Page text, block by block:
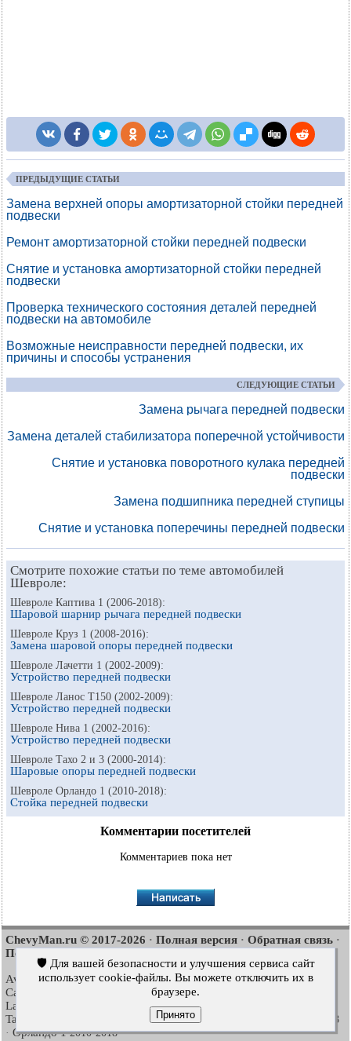
ПРЕДЫДУЩИЕ СТАТЬИ
Замена верхней опоры амортизаторной стойки передней
подвески
Ремонт амортизаторной стойки передней подвески
Снятие и установка амортизаторной стойки передней
подвески
Проверка технического состояния деталей передней
подвески на автомобиле
Возможные неисправности передней подвески, их
причины и способы устранения
СЛЕДУЮЩИЕ СТАТЬИ
Замена рычага передней подвески
Замена деталей стабилизатора поперечной устойчивости
Снятие и установка поворотного кулака передней
подвески
Замена подшипника передней ступицы
Снятие и установка поперечины передней подвески
Смотрите похожие статьи по теме автомобилей
Шевроле:
Шевроле Каптива 1 (2006-2018):
Шаровой шарнир рычага передней подвески
Шевроле Круз 1 (2008-2016):
Замена шаровой опоры передней подвески
Шевроле Лачетти 1 (2002-2009):
Устройство передней подвески
Шевроле Ланос Т150 (2002-2009):
Устройство передней подвески
Шевроле Нива 1 (2002-2016):
Устройство передней подвески
Шевроле Тахо 2 и 3 (2000-2014):
Шаровые опоры передней подвески
Шевроле Орландо 1 (2010-2018):
Стойка передней подвески
Комментарии посетителей
Комментариев пока нет
ChevyMan.ru © 2017-2026 · Полная версия · Обратная связь ·
Поиск по сайту
Aveo 2003-2008·Aveo2006-2011·Aveo2012-2018·
Captiva 2008-2016·Lacetti
Lanos 2002-2016·Tahoe
Tahoe Люмина 11989-1994·
2001-2008
· Орландо 12010-2018
🛡️ Для вашей безопасности и улучшения сервиса сайт
использует cookie-файлы. Вы можете отключить их в
браузере.
Принято